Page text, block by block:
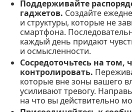
Поддерживайте
гаджетов. Создайте
и структуры, которые не
смартфона.
каждый день придают
и осмысленности.
Сосредоточьтесь на том,
контролировать.
которые вне зоны вашего
усиливают тревогу.
на что вы действительно